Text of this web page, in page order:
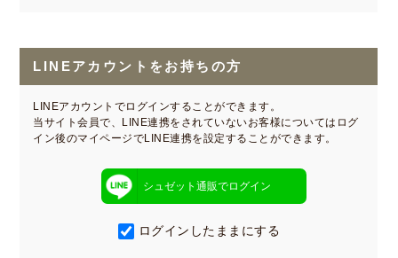
LINEアカウントをお持ちの方
LINEアカウントでログインすることができます。
当サイト会員で、LINE連携をされていないお客様についてはログ
イン後のマイページでLINE連携を設定することができます。
シュゼット通販でログイン
ログインしたままにする